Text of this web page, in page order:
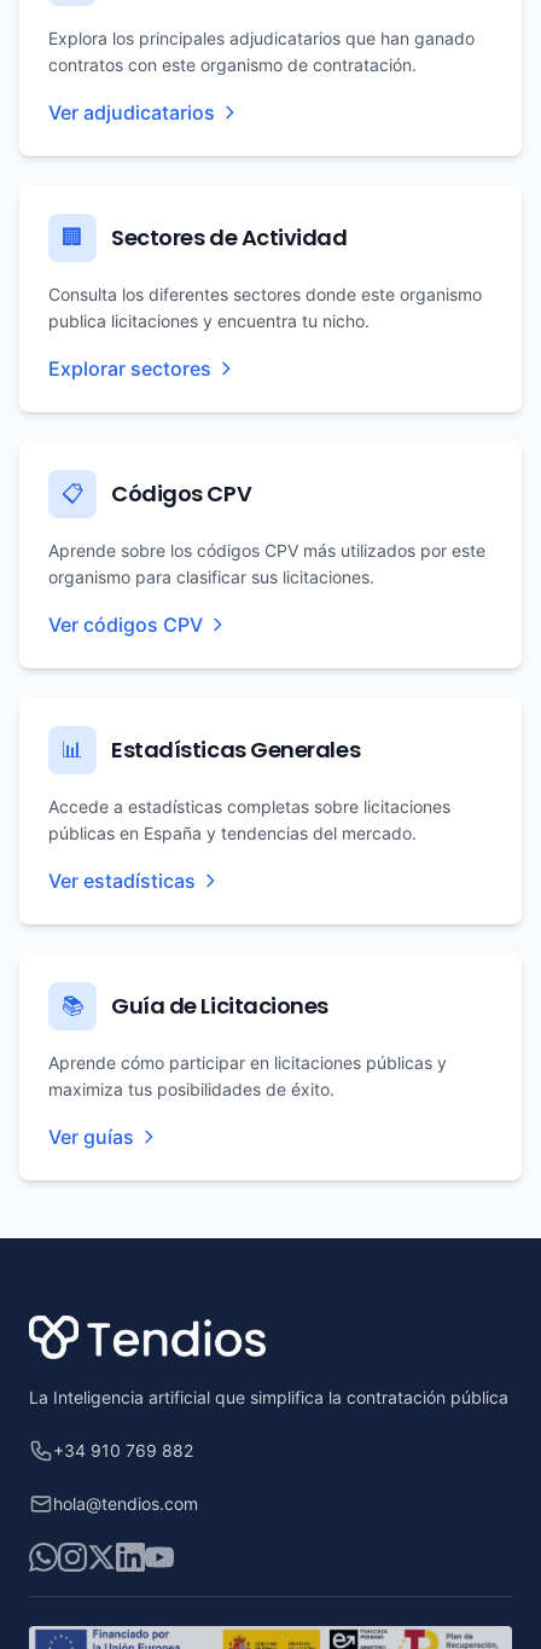
Explora los principales adjudicatarios que han ganado
contratos con este organismo de contratación.
Ver adjudicatarios
🏢 Sectores de Actividad
Consulta los diferentes sectores donde este organismo
publica licitaciones y encuentra tu nicho.
Explorar sectores
📋 Códigos CPV
Aprende sobre los códigos CPV más utilizados por este
organismo para clasificar sus licitaciones.
Ver códigos CPV
📊 Estadísticas Generales
Accede a estadísticas completas sobre licitaciones
públicas en España y tendencias del mercado.
Ver estadísticas
📚 Guía de Licitaciones
Aprende cómo participar en licitaciones públicas y
maximiza tus posibilidades de éxito.
Ver guías
La Inteligencia artificial que simplifica la contratación pública
+34 910 769 882
hola@tendios.com
WhatsApp
Instagram
X LinkedIn
YouTube